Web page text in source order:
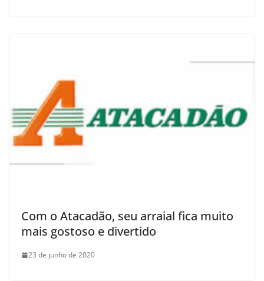
Com o Atacadão, seu arraial fica muito
mais gostoso e divertido
23 de junho de 2020